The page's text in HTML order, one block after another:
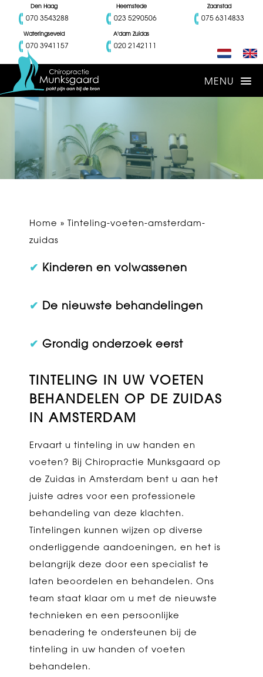
Den Haag
070 3543288
Heemstede
023 5290506
Zaanstad
075 6314833
Wateringseveld
070 3941157
A'dam Zuidas
020 2142111
Home » Tinteling-voeten-amsterdam-
zuidas
✔ Kinderen en volwassenen
✔ De nieuwste behandelingen
✔ Grondig onderzoek eerst
TINTELING IN UW VOETEN
BEHANDELEN OP DE ZUIDAS
IN AMSTERDAM
Ervaart u tinteling in uw handen en
voeten? Bij Chiropractie Munksgaard op
de Zuidas in Amsterdam bent u aan het
juiste adres voor een professionele
behandeling van deze klachten.
Tintelingen kunnen wijzen op diverse
onderliggende aandoeningen, en het is
belangrijk deze door een specialist te
laten beoordelen en behandelen. Ons
team staat klaar om u met de nieuwste
technieken en een persoonlijke
benadering te ondersteunen bij de
tinteling in uw handen of voeten
behandelen.